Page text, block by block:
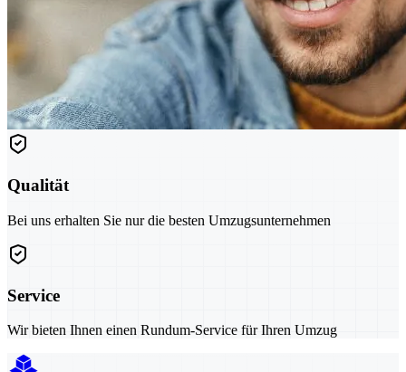
Qualität
Bei uns erhalten Sie nur die besten Umzugsunternehmen
Service
Wir bieten Ihnen einen Rundum-Service für Ihren Umzug